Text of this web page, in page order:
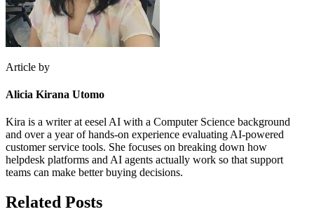
Article by
Alicia Kirana Utomo
Kira is a writer at eesel AI with a Computer Science background
and over a year of hands-on experience evaluating AI-powered
customer service tools. She focuses on breaking down how
helpdesk platforms and AI agents actually work so that support
teams can make better buying decisions.
Related Posts